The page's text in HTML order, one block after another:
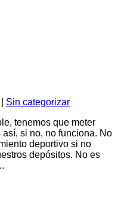
Sin categorizar
tenemos que meter
si no, no funciona. No
deportivo si no
depósitos. No es